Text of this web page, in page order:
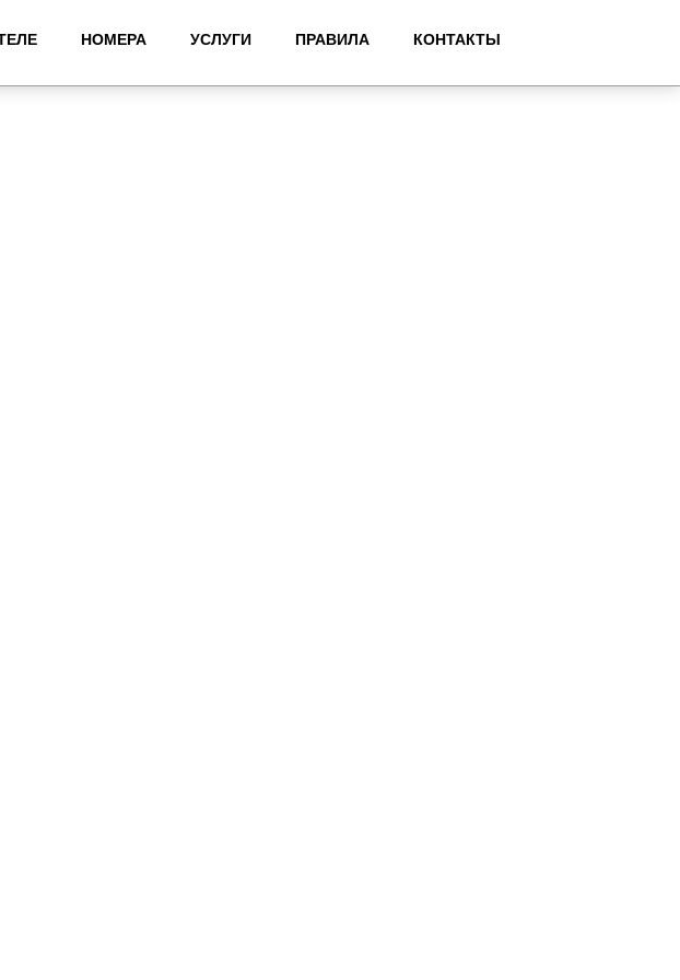
НОМЕРА УСЛУГИ ПРАВИЛА КОНТАКТЫ